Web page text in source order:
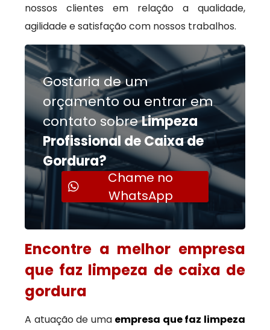
nossos clientes em relação a qualidade,
agilidade e satisfação com nossos trabalhos.
Gostaria de um
orçamento ou entrar em
contato sobreLimpeza
Profissional de Caixa de
Gordura?
Chame no
WhatsApp
Encontre a melhor empresa
que faz limpeza de caixa de
gordura
A atuação de uma empresa que faz limpeza